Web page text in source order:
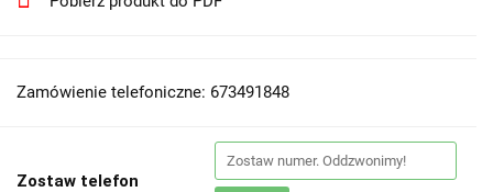
Zamówienie telefoniczne: 673491848
Zostaw telefon